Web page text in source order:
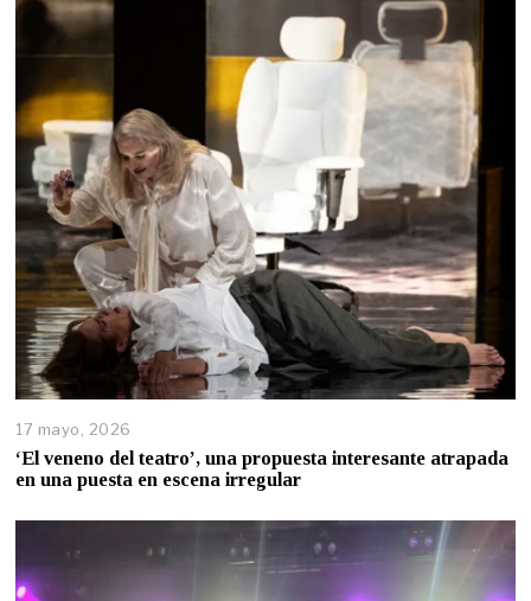
17 mayo, 2026
‘El veneno del teatro’, una propuesta interesante atrapada
en una puesta en escena irregular